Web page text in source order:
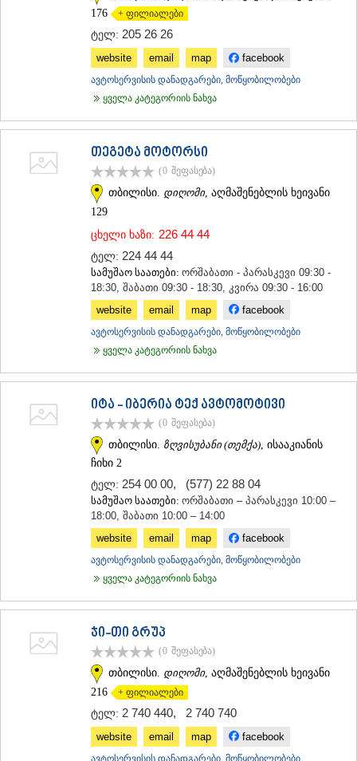
ᲛᲪᲮᲔᲗᲐ–ᲛᲗᲘᲐᲜᲔᲗᲘ
ᲡᲢᲔᲤᲐᲜᲬᲛᲘᲜᲓᲐ (ᲧᲐᲖᲑᲔᲒᲘ)
ᲠᲐᲭᲐ-ᲚᲔᲩᲮᲣᲛᲘ/ᲥᲕᲔᲛᲝ ᲡᲕᲐᲜᲔᲗᲘ
ᲚᲔᲜᲢᲔᲮᲘ
ᲝᲜᲘ
ᲡᲐᲛᲔᲒᲠᲔᲚᲝ/ᲖᲔᲛᲝ ᲡᲕᲐᲜᲔᲗᲘ
ᲯᲕᲐᲠᲘ
ᲡᲐᲛᲪᲮᲔ–ᲯᲐᲕᲐᲮᲔᲗᲘ
ᲐᲓᲘᲒᲔᲜᲘ
ᲐᲮᲐᲚᲥᲐᲚᲐᲥᲘ
ᲜᲘᲜᲝᲬᲛᲘᲜᲓᲐ
ᲥᲕᲔᲛᲝ ᲥᲐᲠᲗᲚᲘ
ᲓᲛᲐᲜᲘᲡᲘ
ᲗᲔᲗᲠᲘᲬᲧᲐᲠᲝ
ᲛᲐᲠᲜᲔᲣᲚᲘ
176 + ფილიალები
ტელ: 205 26 26
website email map facebook
ავტოსერვისის დანადგარები, მოწყობილობები
ყველა კატეგორიის ნახვა
თეგეტა მოტორსი
(0 შეფასება)
თბილისი. დიღომი, აღმაშენებლის ხეივანი
129
ცხელი ხაზი: 226 44 44
ტელ: 224 44 44
სამუშაო საათები: ორშაბათი - პარასკევი 09:30 -
18:30, შაბათი 09:30 - 18:30, კვირა 09:30 - 16:00
website
email map facebook
ავტოსერვისის დანადგარები, მოწყობილობები
ყველა კატეგორიის ნახვა
იტა - იბერია ტექ ავტომოტივი
(0 შეფასება)
თბილისი. ზღვისუბანი (თემქა) , ისააკიანის
ჩიხი 2
ტელ: 254 00 00, (577) 22 88 04
სამუშაო საათები: ორშაბათი – პარასკევი 10:00 –
18:00, შაბათი 10:00 – 14:00
website
email map facebook
ავტოსერვისის დანადგარები, მოწყობილობები
ყველა კატეგორიის ნახვა
ჯი-თი გრუპ
(0 შეფასება)
თბილისი. დიღომი, აღმაშენებლის ხეივანი
216 + ფილიალები
ტელ: 2 740 440, 2 740 740
website email map facebook
ავტოსერვისის დანადგარები, მოწყობილობები